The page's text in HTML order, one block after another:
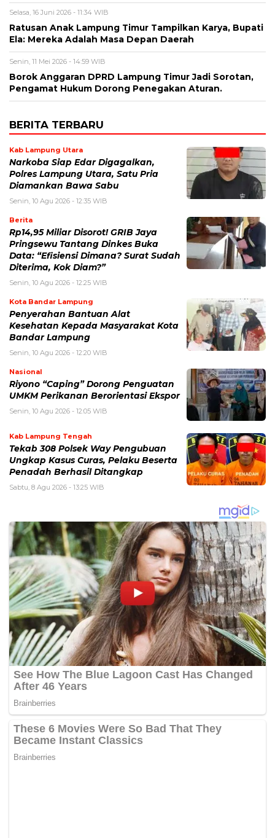
Selasa, 16 Juni 2026 - 11:34 WIB
Ratusan Anak Lampung Timur Tampilkan Karya, Bupati
Ela: Mereka Adalah Masa Depan Daerah
Senin, 11 Mei 2026 - 14:59 WIB
Borok Anggaran DPRD Lampung Timur Jadi Sorotan,
Pengamat Hukum Dorong Penegakan Aturan.
BERITA TERBARU
Kab Lampung Utara
Narkoba Siap Edar Digagalkan,
Polres Lampung Utara, Satu Pria
Diamankan Bawa Sabu
Senin, 10 Agu 2026 - 12:35 WIB
Berita
Rp14,95 Miliar Disorot! GRIB Jaya
Pringsewu Tantang Dinkes Buka
Data: “Efisiensi Dimana? Surat Sudah
Diterima, Kok Diam?”
Senin, 10 Agu 2026 - 12:25 WIB
Kota Bandar Lampung
Penyerahan Bantuan Alat
Kesehatan Kepada Masyarakat Kota
Bandar Lampung
Senin, 10 Agu 2026 - 12:20 WIB
Nasional
Riyono “Caping” Dorong Penguatan
UMKM Perikanan Berorientasi Ekspor
Senin, 10 Agu 2026 - 12:05 WIB
Kab Lampung Tengah
Tekab 308 Polsek Way Pengubuan
Ungkap Kasus Curas, Pelaku Beserta
Penadah Berhasil Ditangkap
Sabtu, 8 Agu 2026 - 13:25 WIB